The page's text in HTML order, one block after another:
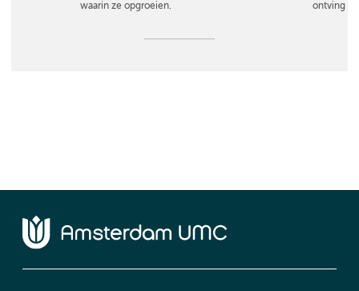
waarin ze opgroeien.
ontving